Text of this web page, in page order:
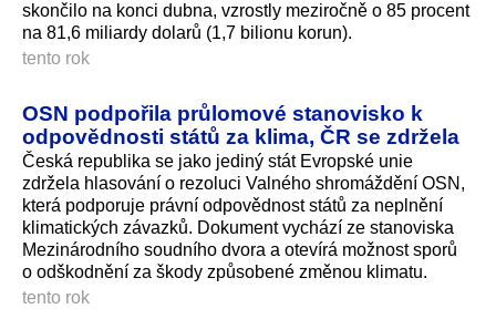
skončilo na konci dubna, vzrostly meziročně o 85 procent
na 81,6 miliardy dolarů (1,7 bilionu korun).
tento rok
OSN podpořila průlomové stanovisko k
odpovědnosti států za klima, ČR se zdržela
Česká republika se jako jediný stát Evropské unie
zdržela hlasování o rezoluci Valného shromáždění OSN,
která podporuje právní odpovědnost států za neplnění
klimatických závazků. Dokument vychází ze stanoviska
Mezinárodního soudního dvora a otevírá možnost sporů
o odškodnění za škody způsobené změnou klimatu.
tento rok